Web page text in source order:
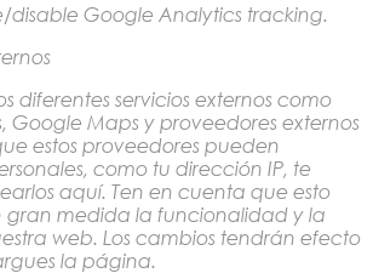
disable Google Analytics tracking.
diferentes servicios externos como
Google Maps y proveedores externos
estos proveedores pueden
como tu dirección IP, te
aquí. Ten en cuenta que esto
gran medida la funcionalidad y la
web. Los cambios tendrán efecto
la página.